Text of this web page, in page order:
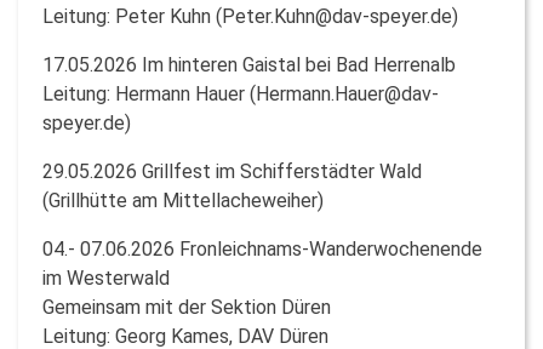
Leitung: Peter Kuhn (Peter.Kuhn@dav-speyer.de)
17.05.2026 Im hinteren Gaistal bei Bad Herrenalb
Leitung: Hermann Hauer (Hermann.Hauer@dav-
speyer.de)
29.05.2026 Grillfest im Schifferstädter Wald
(Grillhütte am Mittellacheweiher)
04.- 07.06.2026 Fronleichnams-Wanderwochenende
im Westerwald
Gemeinsam mit der Sektion Düren
Leitung: Georg Kames, DAV Düren